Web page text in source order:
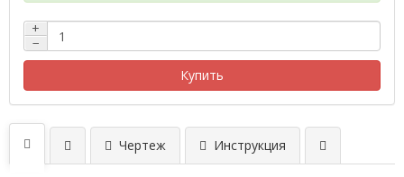
+
−
Купить
Чертеж Инструкция